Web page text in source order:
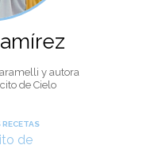
y autora
de Cielo
de